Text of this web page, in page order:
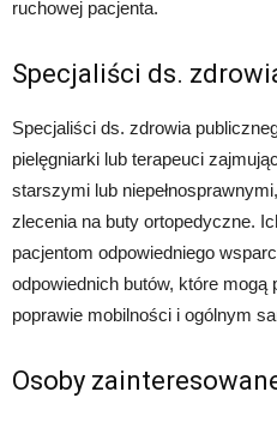
ruchowej pacjenta.
Specjaliści ds.
Specjaliści ds. zdrowia
pielęgniarki lub terapeuci
starszymi lub
zlecenia na buty ortopedyczne.
pacjentom odpowiedniego
odpowiednich butów, które
poprawie mobilności i ogólnym
Osoby